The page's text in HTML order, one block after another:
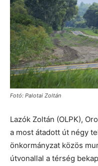
Fotó: Palotai Zoltán
Lazók Zoltán (OLPK),
a most átadott út négy
önkormányzat közös
útvonallal a térség